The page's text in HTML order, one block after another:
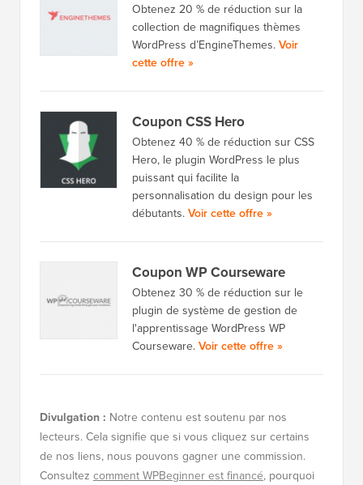
Obtenez 20 % de réduction sur la
collection de magnifiques thèmes
WordPress d’EngineThemes. Voir
cette offre »
Coupon CSS Hero
Obtenez 40 % de réduction sur CSS
Hero, le plugin WordPress le plus
puissant qui facilite la
personnalisation du design pour les
débutants. Voir cette offre »
Coupon WP Courseware
Obtenez 30 % de réduction sur le
plugin de système de gestion de
l'apprentissage WordPress WP
Courseware. Voir cette offre »
Divulgation : Notre contenu est soutenu par nos
lecteurs. Cela signifie que si vous cliquez sur certains
de nos liens, nous pouvons gagner une commission.
Consultez comment WPBeginner est financé, pourquoi